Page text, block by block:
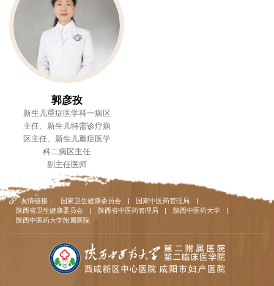
郭彦孜
新生儿重症医学科一病区
主任、新生儿特需诊疗病
区主任、新生儿重症医学
科二病区主任
副主任医师
友情链接： 国家卫生健康委员会 国家中医药管理局
陕西省卫生健康委员会
陕西省中医药管理局 陕西中医药大学
陕西中医药大学附属医院